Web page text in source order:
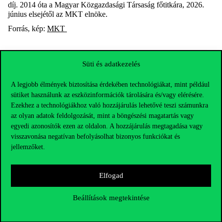
Süti és adatkezelés
A legjobb élmények biztosítása érdekében technológiákat, mint például
sütiket használunk az eszközinformációk tárolására és/vagy elérésére.
Ezekhez a technológiákhoz való hozzájárulás lehetővé teszi számunkra
az olyan adatok feldolgozását, mint a böngészési magatartás vagy
egyedi azonosítók ezen az oldalon. A hozzájárulás megtagadása vagy
visszavonása negatívan befolyásolhat bizonyos funkciókat és
jellemzőket.
Elfogad
Beállítások megtekintése
díj. 2014 óta a Magyar Közgazdasági Társaság főtitkára, 2026.
június elsejétől az MKT elnöke.
Forrás, kép: MKT